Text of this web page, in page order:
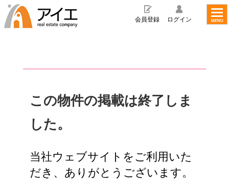
MENU
会員登録 ログイン
この物件の掲載は終了しま
した。
当社ウェブサイトをご利用いた
だき、ありがとうございます。